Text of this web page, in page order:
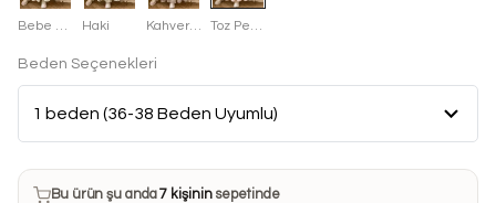
Haki
Beden Seçenekleri
Bu ürün son 7 günde10 kezsatın alındı
Bu ürün şu anda7 kişininsepetinde